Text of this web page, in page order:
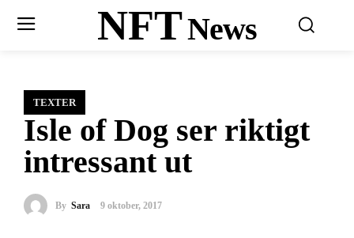
NFTNews
TEXTER
Isle of Dog ser riktigt
intressant ut
By Sara 9 oktober, 2017